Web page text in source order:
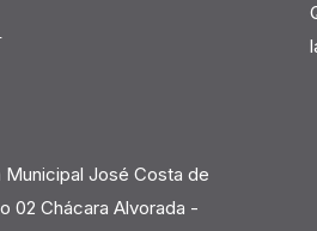
José Costa de
02 Chácara Alvorada -